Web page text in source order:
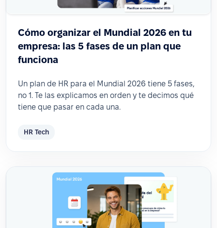
Cómo organizar el Mundial 2026 en tu
empresa: las 5 fases de un plan que
funciona
Un plan de HR para el Mundial 2026 tiene 5 fases,
no 1. Te las explicamos en orden y te decimos qué
tiene que pasar en cada una.
HR Tech